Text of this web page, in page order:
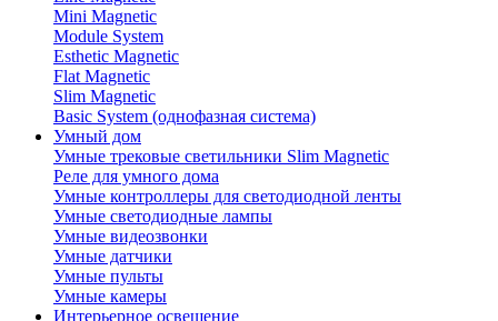
Mini Magnetic
Module System
Esthetic Magnetic
Flat Magnetic
Slim Magnetic
Basic System (однофазная система)
Умный дом
Умные трековые светильники Slim Magnetic
Реле для умного дома
Умные контроллеры для светодиодной ленты
Умные светодиодные лампы
Умные видеозвонки
Умные датчики
Умные пульты
Умные камеры
Интерьерное освещение